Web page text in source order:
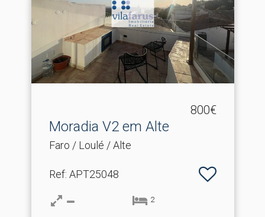
800€
Moradia V2 em Alte
Faro / Loulé / Alte
Ref: APT25048
2